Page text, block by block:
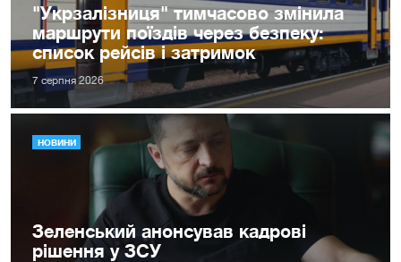
"Укрзалізниця" тимчасово змінила
маршрути поїздів через безпеку:
список рейсів і затримок
7 серпня 2026
НОВИНИ
Зеленський анонсував кадрові
рішення у ЗСУ